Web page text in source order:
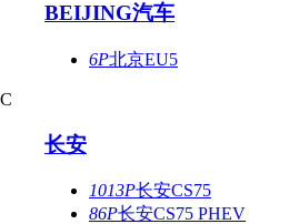
BEIJING汽车
6P北京EU5
C
长安
1013P长安CS75
86P长安CS75 PHEV